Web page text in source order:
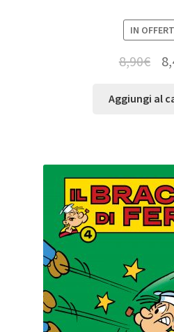
IN
8,90€
Aggiungi al